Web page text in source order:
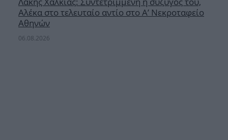
Αλέκα στο τελευταίο αντίο στο Α’ Νεκροταφείο
Αθηνών
06.08.2026